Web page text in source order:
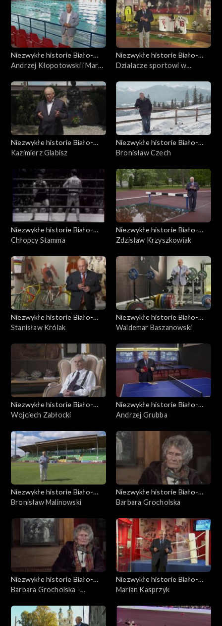
Niezwykłe historie Biało-
Czerwonych
Andrzej Kłopotowski i Marek
Niezwykłe historie Biało-
Czerwonych
Działacze sportowi w
Niezwykłe historie Biało-
Czerwonych
Kazimierz Glabisz
Niezwykłe historie Biało-
Czerwonych
Bronisław Czech
Niezwykłe historie Biało-
Czerwonych
Chłopcy Stamma
Niezwykłe historie Biało-
Czerwonych
Zdzisław Krzyszkowiak
Niezwykłe historie Biało-
Czerwonych
Stanisław Królak
Niezwykłe historie Biało-
Czerwonych
Waldemar Baszanowski
Niezwykłe historie Biało-
Czerwonych
Wojciech Zabłocki
Niezwykłe historie Biało-
Czerwonych
Andrzej Grubba
Niezwykłe historie Biało-
Czerwonych
Bronisław Malinowski
Niezwykłe historie Biało-
Czerwonych
Barbara Grocholska
Niezwykłe historie Biało-
Czerwonych
Barbara Grocholska -
Warszawskiego
Niezwykłe historie Biało-
Czerwonych
Marian Kasprzyk